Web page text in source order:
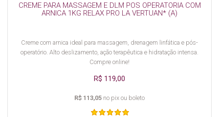
CREME PARA MASSAGEM E DLM POS OPERATORIA COM
ARNICA 1KG RELAX PRO LA VERTUAN* (A)
Creme com arnica ideal para massagem, drenagem linfática e pós-
operatório. Alto deslizamento, ação terapêutica e hidratação intensa.
Compre online!
R$ 119,00
R$ 113,05 no pix ou boleto